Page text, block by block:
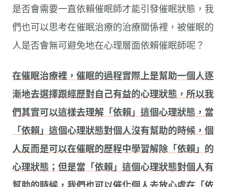
是否會需要一直依賴催眠師才能引發催眠狀態，我
們也可以思考在催眠治療的治療關係裡，被催眠的
人是否會無可避免地在心理層面依賴催眠師呢？
在催眠治療裡，催眠的過程實際上是幫助一個人逐
漸地去選擇跟經歷對自己有益的心理狀態，所以我
們其實可以這樣去理解「依賴」這個心理狀態，當
「依賴」這個心理狀態對個人沒有幫助的時候，個
人反而是可以在催眠的歷程中學習解除「依賴」的
心理狀態；但是當「依賴」這個心理狀態對個人有